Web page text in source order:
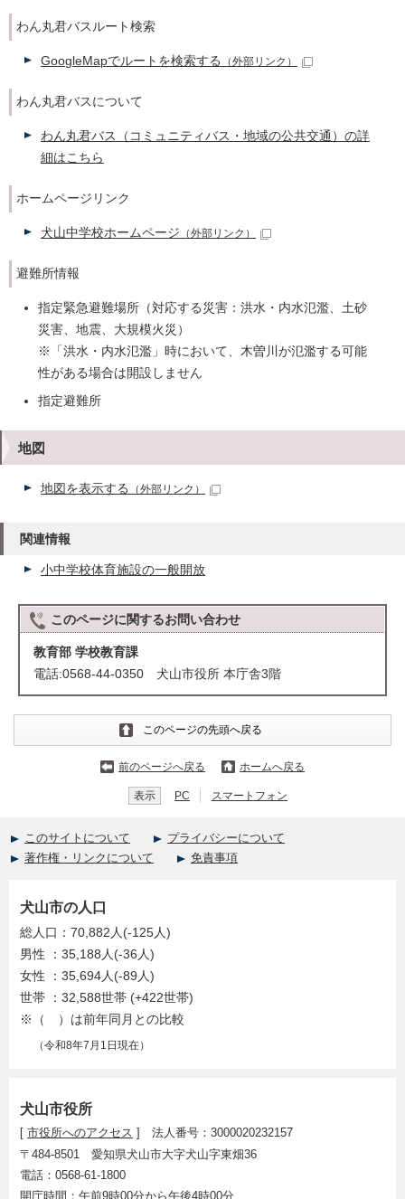
わん丸君バスルート検索
GoogleMapでルートを検索する （外部リンク）
わん丸君バスについて
わん丸君バス（コミュニティバス・地域の公共交通）の詳
細はこちら
ホームページリンク
犬山中学校ホームページ （外部リンク）
避難所情報
指定緊急避難場所（対応する災害：洪水・内水氾濫、土砂
災害、地震、大規模火災）
※「洪水・内水氾濫」時において、木曽川が氾濫する可能
性がある場合は開設しません
指定避難所
地図
地図を表示する （外部リンク）
関連情報
小中学校体育施設の一般開放
このページに関するお問い合わせ
教育部 学校教育課
電話:0568-44-0350 犬山市役所 本庁舎3階
このページの先頭へ戻る
前のページへ戻る ホームへ戻る
表示 PC スマートフォン
このサイトについて
プライバシーについて
著作権・リンクについて
免責事項
犬山市役所
[ 市役所へのアクセス ] 法人番号：3000020232157
〒484-8501 愛知県犬山市大字犬山字東畑36
電話：0568-61-1800
開庁時間：午前9時00分から午後4時00分
犬山市の人口
総人口：70,882人(-125人)
男性 ：35,188人(-36人)
女性 ：35,694人(-89人)
世帯 ：32,588世帯 (+422世帯)
※（ ）は前年同月との比較
（令和8年7月1日現在）